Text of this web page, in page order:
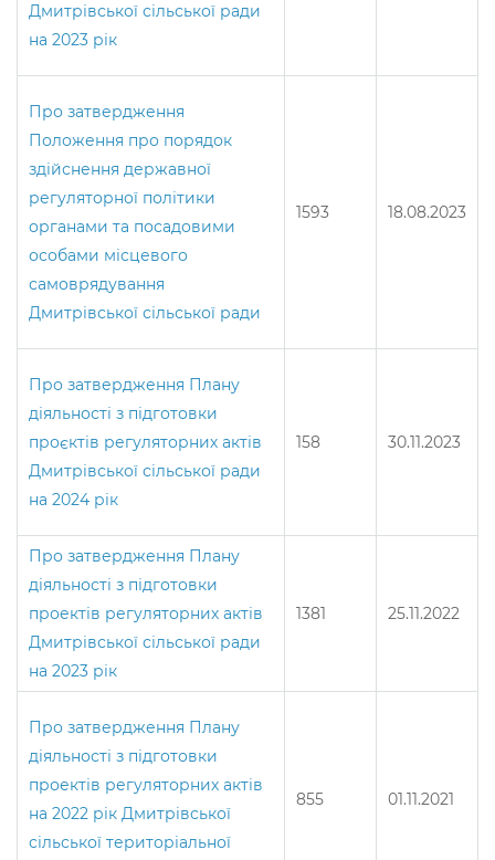
Дмитрівської сільської ради
на 2023 рік
Про затвердження
Положення про порядок
здійснення державної
регуляторної політики
органами та посадовими
особами місцевого
самоврядування
Дмитрівської сільської ради
1593 18.08.2023
Про затвердження Плану
діяльності з підготовки
проєктів регуляторних актів
Дмитрівської сільської ради
на 2024 рік
158 30.11.2023
Про затвердження Плану
діяльності з підготовки
проектів регуляторних актів
Дмитрівської сільської ради
на 2023 рік
1381 25.11.2022
Про затвердження Плану
діяльності з підготовки
проектів регуляторних актів
на 2022 рік Дмитрівської
сільської територіальної
855 01.11.2021